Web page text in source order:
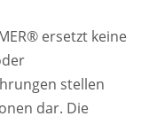
ersetzt keine
stellen
dar. Die